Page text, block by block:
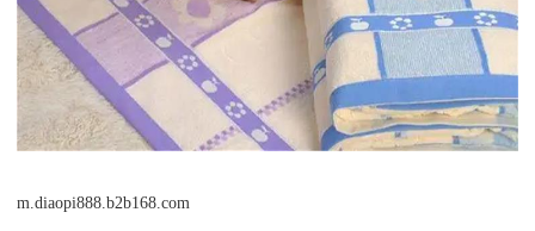
m.diaopi888.b2b168.com